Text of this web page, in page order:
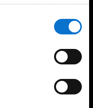
lloc web de la